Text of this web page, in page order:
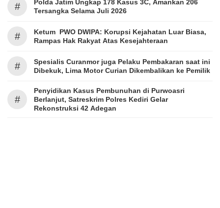
#
Polda Jatim Ungkap 178 Kasus 3C, Amankan 206
Tersangka Selama Juli 2026
#
Ketum PWO DWIPA: Korupsi Kejahatan Luar Biasa,
Rampas Hak Rakyat Atas Kesejahteraan
#
Spesialis Curanmor juga Pelaku Pembakaran saat ini
Dibekuk, Lima Motor Curian Dikembalikan ke Pemilik
#
Penyidikan Kasus Pembunuhan di Purwoasri
Berlanjut, Satreskrim Polres Kediri Gelar
Rekonstruksi 42 Adegan